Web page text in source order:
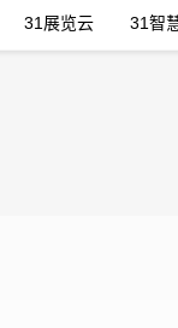
31展览云 31智